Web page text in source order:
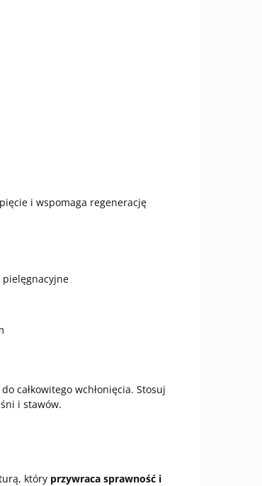
i wspomaga regenerację
pielęgnacyjne
całkowitego wchłonięcia. Stosuj
i stawów.
który przywraca sprawność i